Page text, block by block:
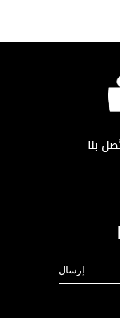
بنا